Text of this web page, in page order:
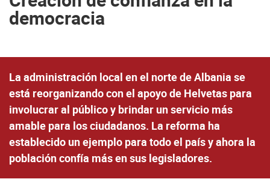
democracia
La administración local en el norte de Albania se
está reorganizando con el apoyo de Helvetas para
involucrar al público y brindar un servicio más
amable para los ciudadanos. La reforma ha
establecido un ejemplo para todo el país y ahora la
población confía más en sus legisladores.